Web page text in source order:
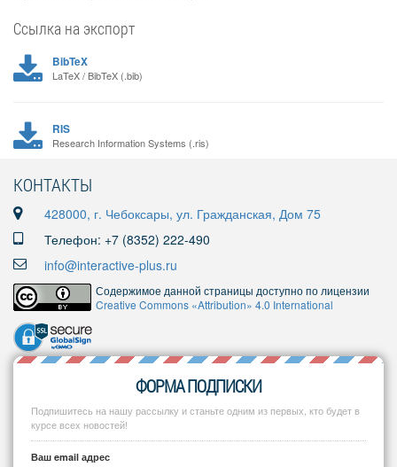
Ссылка на экспорт
BibTeX
LaTeX / BibTeX (.bib)
RIS
Research Information Systems (.ris)
КОНТАКТЫ
428000, г. Чебоксары, ул. Гражданская, Дом 75
Телефон: +7 (8352) 222-490
info@interactive-plus.ru
Содержимое данной страницы доступно по лицензии
Creative Commons «Attribution» 4.0 International
ФОРМА ПОДПИСКИ
Подпишитесь на нашу рассылку и станьте одним из первых, кто будет в
курсе всех новостей!
Ваш email адрес